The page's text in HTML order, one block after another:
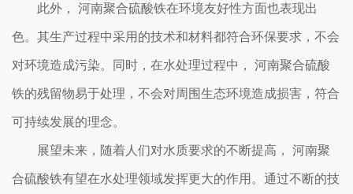
此外， 河南聚合硫酸铁在环境友好性方面也表现出
色。其生产过程中采用的技术和材料都符合环保要求，不会
对环境造成污染。同时，在水处理过程中， 河南聚合硫酸
铁的残留物易于处理，不会对周围生态环境造成损害，符合
可持续发展的理念。
展望未来，随着人们对水质要求的不断提高， 河南聚
合硫酸铁有望在水处理领域发挥更大的作用。通过不断的技